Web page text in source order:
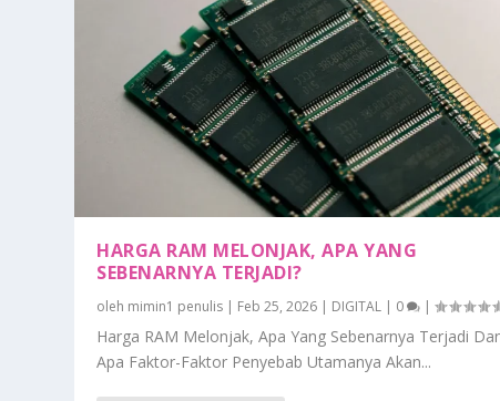
HARGA RAM MELONJAK, APA YANG
SEBENARNYA TERJADI?
oleh mimin1 penulis | Feb 25, 2026 | DIGITAL | 0 |
Harga RAM Melonjak, Apa Yang Sebenarnya Terjadi
Apa Faktor-Faktor Penyebab Utamanya Akan...